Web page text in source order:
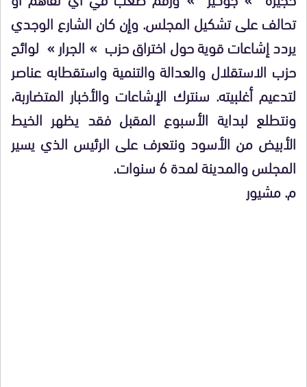
تحالف على تشكيل المجلس. وإن كان الشارع الوجدي
يردد إشاعات قوية حول اختراق حزب » الجرار » لوائح
حزب الاستقلال والعدالة والتنمية واستقطابه عناصر
لتدعيم أغلبيته. سنترك الإشاعات والأخبار المتضاربة،
ونتطلع لبداية الأسبوع المقبل فقد يظهر الخيط
الأبيض من الأسود ونتعرف على الرئيس الذي يسير
المجلس والمدينة لمدة 6 سنوات.
م. مشيور